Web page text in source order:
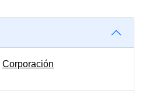
Corporación